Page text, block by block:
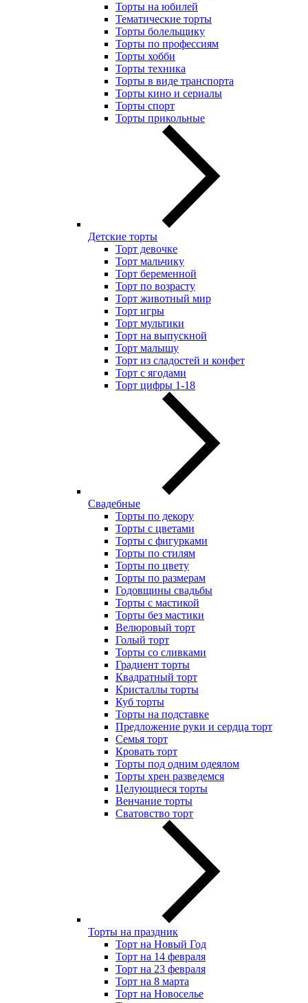
Торты на юбилей
Тематические торты
Торты болельщику
Торты по профессиям
Торты хобби
Торты техника
Торты в виде транспорта
Торты кино и сериалы
Торты спорт
Торты прикольные
Детские торты
Торт девочке
Торт мальчику
Торт беременной
Торт по возрасту
Торт животный мир
Торт игры
Торт мультики
Торт на выпускной
Торт малышу
Торт из сладостей и конфет
Торт с ягодами
Торт цифры 1-18
Свадебные
Торты по декору
Торты с цветами
Торты с фигурками
Торты по стилям
Торты по цвету
Торты по размерам
Годовщины свадьбы
Торты с мастикой
Торты без мастики
Велюровый торт
Голый торт
Торты со сливками
Градиент торты
Квадратный торт
Кристаллы торты
Куб торты
Торты на подставке
Предложение руки и сердца торт
Семья торт
Кровать торт
Торты под одним одеялом
Торты хрен разведемся
Целующиеся торты
Венчание торты
Сватовство торт
Торты на праздник
Торт на Новый Год
Торт на 14 февраля
Торт на 23 февраля
Торт на 8 марта
Торт на Новоселье